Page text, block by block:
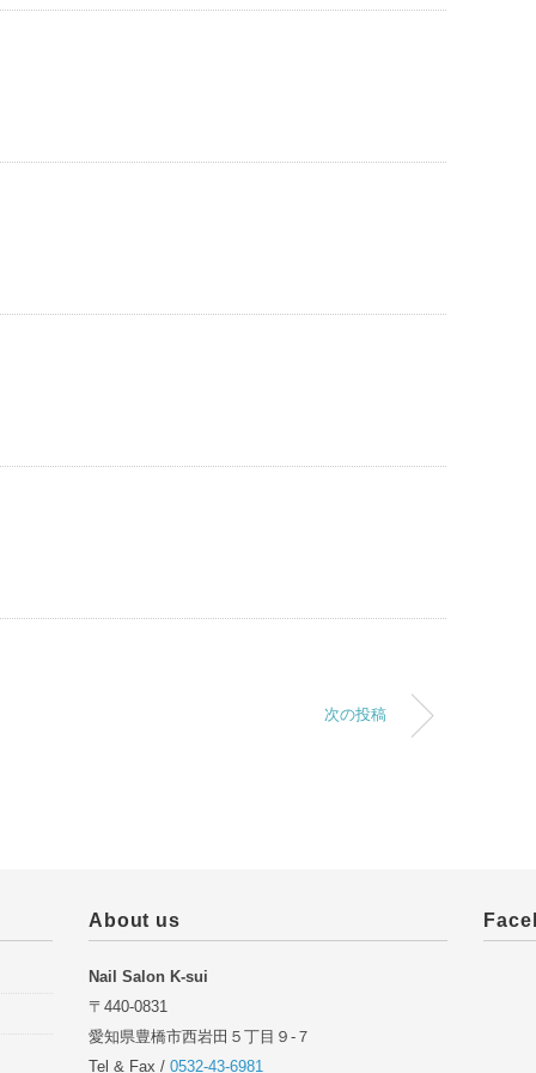
次の投稿
About us
Nail Salon K-sui
〒440-0831
愛知県豊橋市西岩田５丁目９-７
Tel & Fax /0532-43-6981